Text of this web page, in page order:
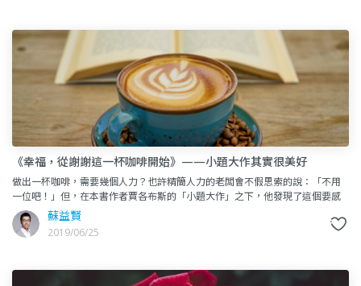
《幸福，從謝謝這一杯咖啡開始》——小題大作其實很美好
做出一杯咖啡，需要幾個人力？也許精簡人力的老闆會不假思索的說：「不用
一位吧！」但，在本書作者賈各布斯的「小題大作」之下，他發現了這個要感
謝清單居然得列到上千位了⋯⋯（這些人的清單，也有放在書的最後面喔
蘇益賢
2019/06/25